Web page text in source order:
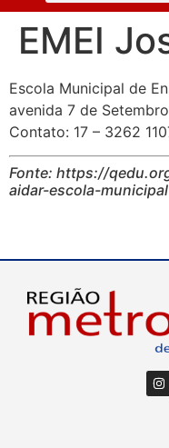
EMEI
Escola Municipal de
avenida 7 de
Contato: 17 – 3262
Fonte: https://
aidar-escola-